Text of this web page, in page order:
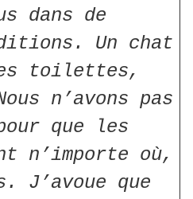
dans de
Un chat
toilettes,
n’avons pas
que les
n’importe où,
J’avoue que